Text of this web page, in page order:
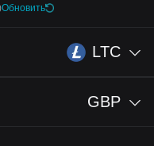
Обновить
LTC
GBP